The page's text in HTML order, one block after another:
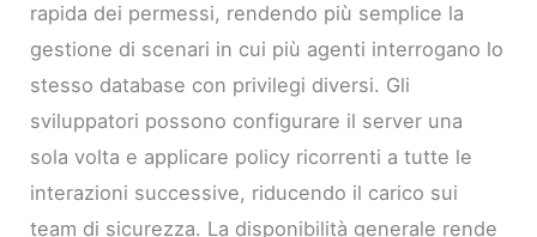
rapida dei permessi, rendendo più semplice la
gestione di scenari in cui più agenti interrogano lo
stesso database con privilegi diversi. Gli
sviluppatori possono configurare il server una
sola volta e applicare policy ricorrenti a tutte le
interazioni successive, riducendo il carico sui
team di sicurezza. La disponibilità generale rende